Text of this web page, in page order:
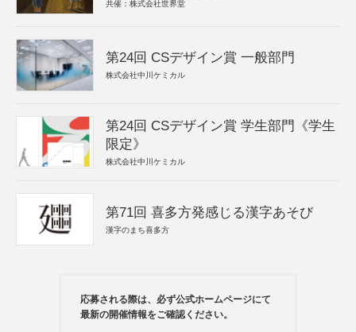
共催：株式会社世界堂
第24回 CSデザイン賞 一般部門
株式会社中川ケミカル
第24回 CSデザイン賞 学生部門《学生
限定》
株式会社中川ケミカル
第71回 喜多方発感じる漢字あそび
漢字のまち喜多方
応募される際は、必ず公式ホームページにて
最新の開催情報をご確認ください。